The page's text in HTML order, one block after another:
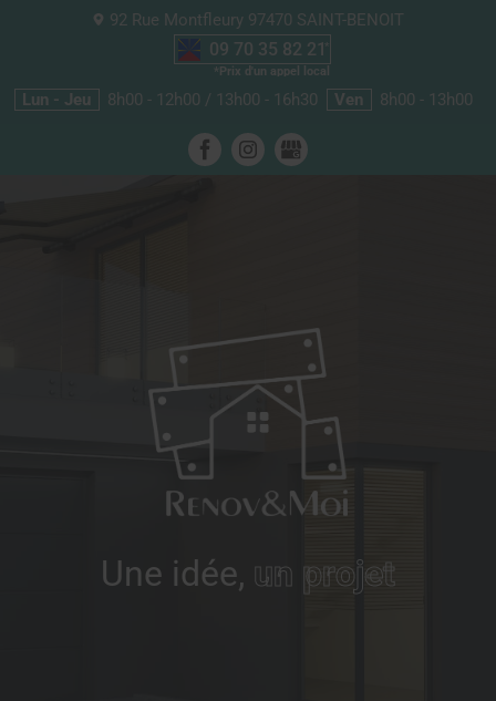
92 Rue Montfleury 97470 SAINT-BENOIT
09 70 35 82 21
Lun - Jeu 8h00 - 12h00 / 13h00 - 16h30 Ven 8h00 - 13h00
Une idée, un projet